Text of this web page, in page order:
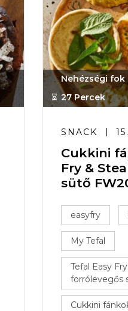
Nehézségi fok
27 Percek
SNACK
Cukkini
Fry &
sütő
easyfry
My Tefal
Tefal Easy
forrólevegős
Cukkini